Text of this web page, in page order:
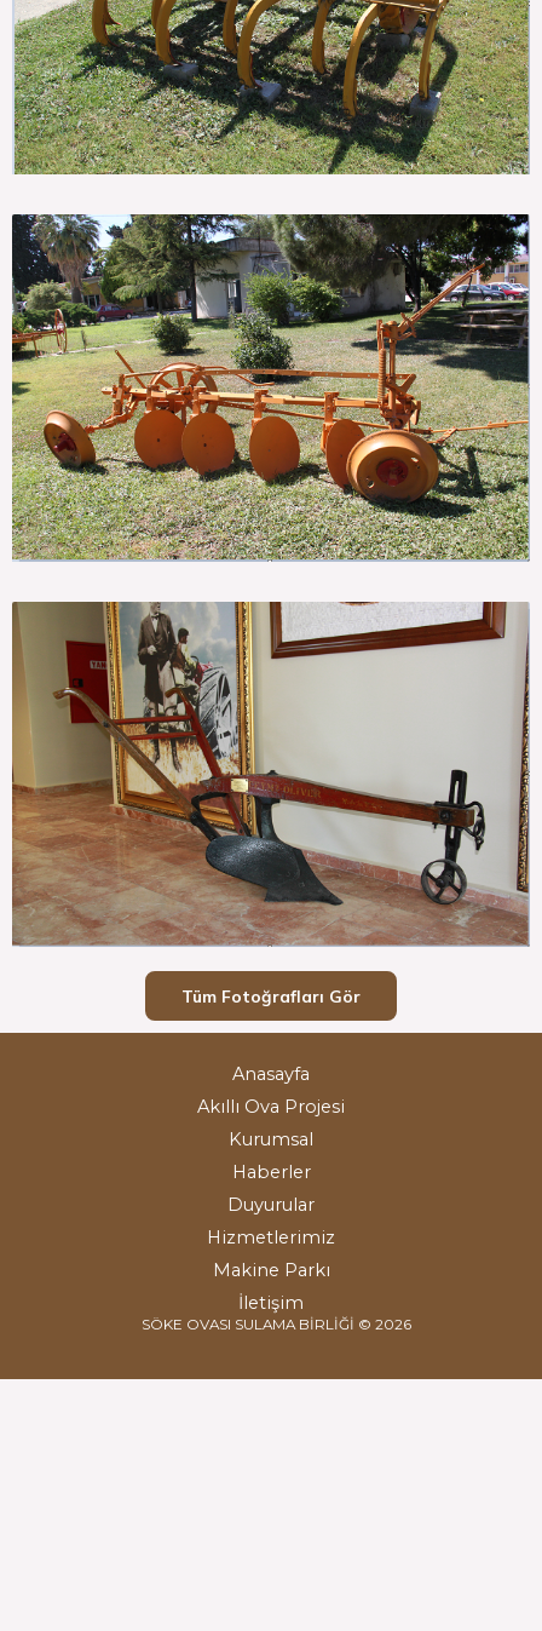
Tüm Fotoğrafları Gör
Anasayfa
Akıllı Ova Projesi
Kurumsal
Haberler
Duyurular
Hizmetlerimiz
Makine Parkı
İletişim
SÖKE OVASI SULAMA BİRLİĞİ © 2026